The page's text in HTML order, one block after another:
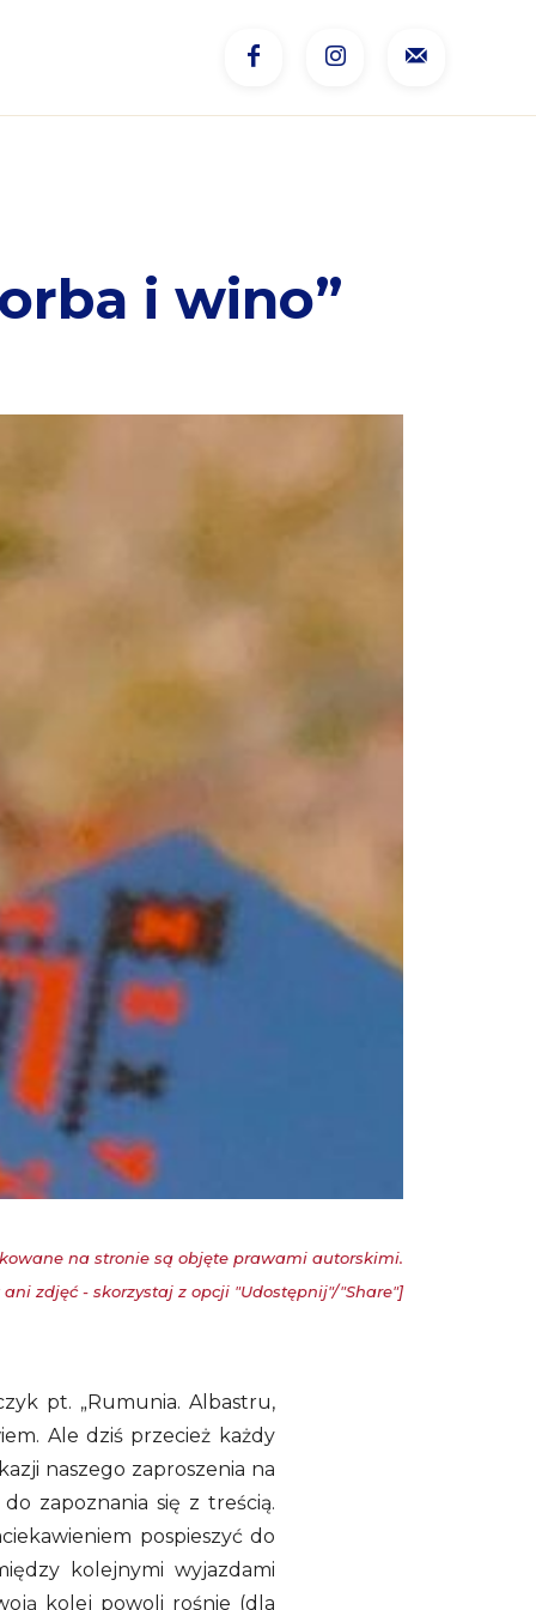
i wino”
na stronie są objęte prawami autorskimi.
zdjęć - skorzystaj z opcji "Udostępnij"/"Share"]
pt. „Rumunia. Albastru,
Ale dziś przecież każdy
naszego zaproszenia na
zapoznania się z treścią.
pospieszyć do
kolejnymi wyjazdami
kolej powoli rośnie (dla